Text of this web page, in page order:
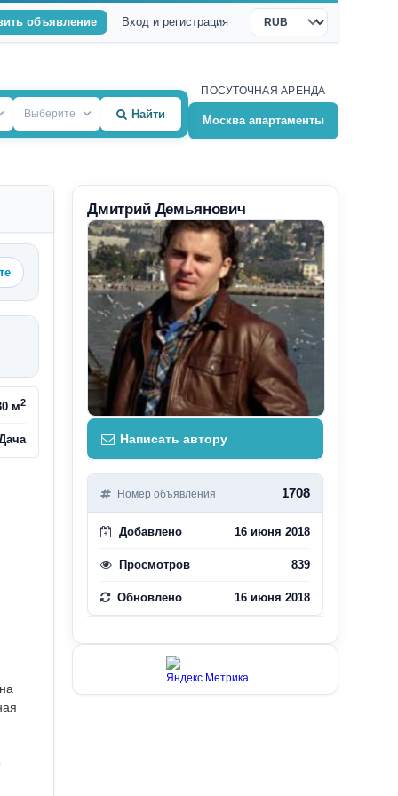
объявление Вход и регистрация
Валюта
Выберите Найти
ПОСУТОЧНАЯ АРЕНДА
Москва апартаменты
м2
Дмитрий Демьянович
Написать автору
Номер объявления 1708
Добавлено 16 июня 2018
Просмотров 839
Обновлено 16 июня 2018